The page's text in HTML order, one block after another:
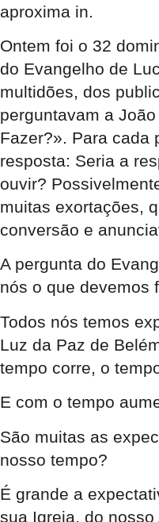
aproxima in.
Ontem foi o 32
do Evangelho de
multidões, dos
perguntavam a
Fazer?». Para cada
resposta: Seria a
ouvir?
muitas exortações,
conversão e
A pergunta do
nós o que devemos
Todos nós temos
Luz da Paz de
tempo corre, o
E com o tempo
São muitas as
nosso tempo?
É grande a
sua Igreja, do